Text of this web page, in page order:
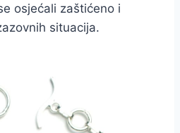
osjećali zaštićeno i
situacija.